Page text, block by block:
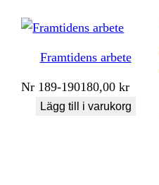
Framtidens arbete
Nr 189-190180,00kr
Lägg till i varukorg